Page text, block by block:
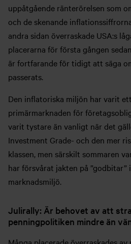
uppåtgående ränterörelsen som
och de skenande
andra sidan överraskade USA:s
placerarna för första gången
är fortfarande för tidigt att säga
passerats.
Den inflatoriska miljön har varit
primärmarknaden för
varit tystare än vanligt när det
Investment Grade- och den mer
klassen, men särskilt sommaren
har försvårat jakten på
marknadsmiljö.
Julirally: Är behovet av att
penningpolitiken mindre än